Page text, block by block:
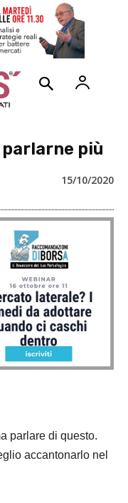
più
15/10/2020
parlare di questo.
accantonarlo nel